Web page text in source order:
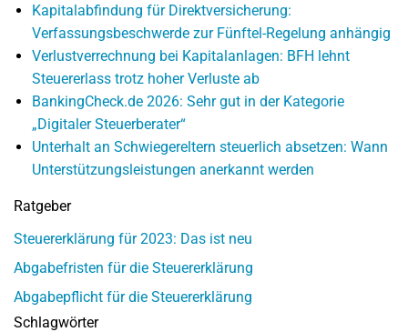
Kapitalabfindung für Direktversicherung:
Verfassungsbeschwerde zur Fünftel-Regelung anhängig
Verlustverrechnung bei Kapitalanlagen: BFH lehnt
Steuererlass trotz hoher Verluste ab
BankingCheck.de 2026: Sehr gut in der Kategorie
„Digitaler Steuerberater“
Unterhalt an Schwiegereltern steuerlich absetzen: Wann
Unterstützungsleistungen anerkannt werden
Ratgeber
Steuererklärung für 2023: Das ist neu
Abgabefristen für die Steuererklärung
Abgabepflicht für die Steuererklärung
Schlagwörter